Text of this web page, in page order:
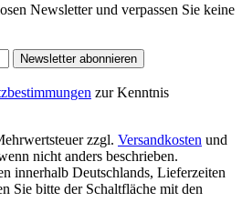
Newsletter und verpassen Sie keine
Newsletter abonnieren
zur Kenntnis
zzgl. Versandkosten und
nicht anders beschrieben.
innerhalb Deutschlands, Lieferzeiten
Sie bitte der Schaltfläche mit den